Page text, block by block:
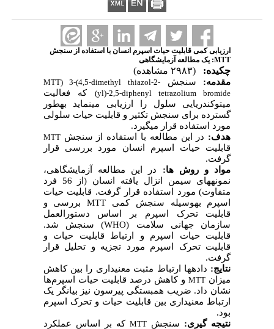
ارزیابی کمی قابلیت حیات اسپرم انسان با استفاده از سنجش
MTT: یک مطالعه آزمایشگاهی
چکیده: (۲۹۸۳ مشاهده)
مقدمه: سنجش MTT) 3-(4,5-dimethyl thiazol-2-
yl)-2,5-diphenyl tetrazolium bromide
) که فعالیت
میتوکندریایی سلول را ارزیابی می‏نماید به‏طور
گسترده برای سنجش تکثیر و قابلیت حیات سلولی
مورد استفاده قرار می‏گیرد.
هدف: در این مطالعه با استفاده از سنجشMTT
قابلیت حیات اسپرم انسان مورد بررسی قرار
گرفت.
مواد و روش­ ها: در این مطالعه آزمایشگاهی،
نمونه‏های سیمن انزال یافته انسان (از 56 فرد
متفاوت) مورد استفاده قرار گرفت. قابلیت حیات
اسپرم به‏وسیله سنجش کمی MTTبررسی و
قابلیت تحرک اسپرم بر اساس دستورالعمل
سازمان جهانی سلامت (WHO) سنجش شد.
قابلیت حیات اسپرم و ارتباط قابلیت حیات و
قابلیت تحرک اسپرم مورد تجزیه و تحلیل قرار
گرفت.
نتایج: داده‏ها ارتباط مثبت معنی‏داری را بین کاهش
میزان MTT و کاهش درصد قابلیت حیات اسپرمها
نشان داد. ضریب همبستگی پیرسون نیز بیانگر یک
ارتباط معنی‏داری بین قابلیت حیات و تحرک اسپرم
بود.
نتیجه گیری: سنجش MTT که بر اساس عملکرد